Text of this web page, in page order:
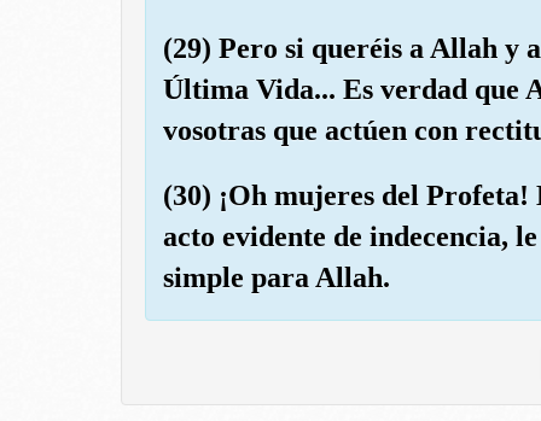
(29) Pero si queréis a Allah y
Última Vida... Es verdad que
vosotras que actúen con
(30) ¡Oh mujeres del Profeta!
acto evidente de indecencia,
simple para Allah.